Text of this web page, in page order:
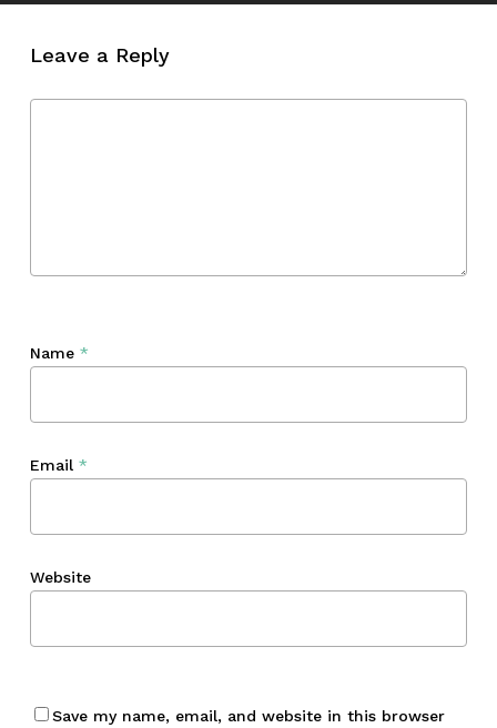
Leave a Reply
Name *
Email *
Website
Save my name, email, and website in this browser